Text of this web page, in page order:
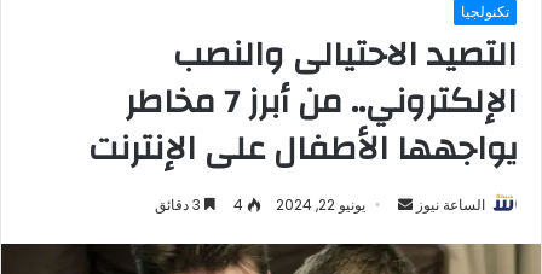
تكنولجيا
التصيد الاحتيالى والنصب
الإلكتروني.. من أبرز 7 مخاطر
يواجهها الأطفال على الإنترنت
الساعة نيوز
أرسل
إلكترونيا
يونيو 22, 2024 4